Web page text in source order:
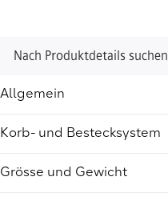
Nach Produktdetails suchen
Allgemein
Korb- und Bestecksystem
Grösse und Gewicht